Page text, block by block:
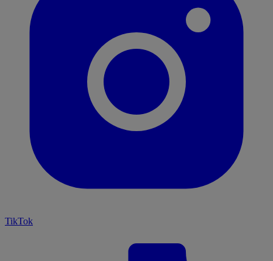
TikTok